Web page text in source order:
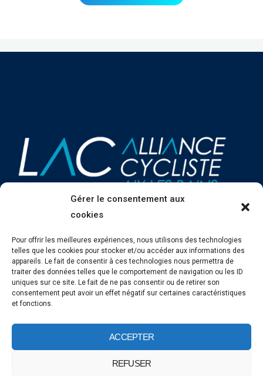
Gérer le consentement aux
cookies
Pour offrir les meilleures expériences, nous utilisons des technologies
telles que les cookies pour stocker et/ou accéder aux informations des
appareils. Le fait de consentir à ces technologies nous permettra de
traiter des données telles que le comportement de navigation ou les ID
uniques sur ce site. Le fait de ne pas consentir ou de retirer son
consentement peut avoir un effet négatif sur certaines caractéristiques
et fonctions.
ACCEPTER
REFUSER
©2025 - LAC ALLIANCE CYCLISTE